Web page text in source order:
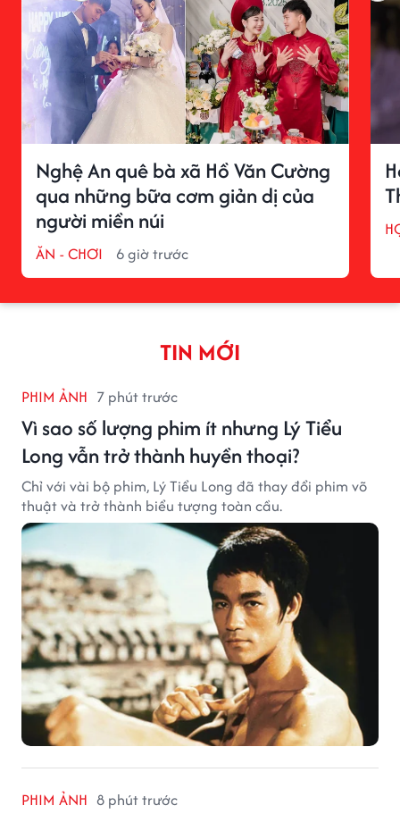
Nghệ An quê bà xã Hồ Văn Cường
qua những bữa cơm giản dị của
người miền núi
ĂN - CHƠI 6 giờ trước
TIN MỚI
PHIM ẢNH 7 phút trước
Vì sao số lượng phim ít nhưng Lý Tiểu
Long vẫn trở thành huyền thoại?
Chỉ với vài bộ phim, Lý Tiểu Long đã thay đổi phim võ
thuật và trở thành biểu tượng toàn cầu.
PHIM ẢNH 8 phút trước